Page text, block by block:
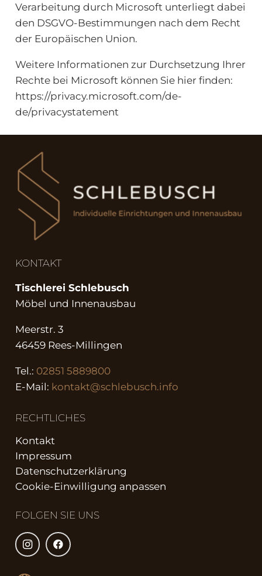
Verarbeitung durch Microsoft unterliegt dabei
den DSGVO-Bestimmungen nach dem Recht
der Europäischen Union.
Weitere Informationen zur Durchsetzung Ihrer
Rechte bei Microsoft können Sie hier finden:
https://privacy.microsoft.com/de-
de/privacystatement
KONTAKT
Tischlerei Schlebusch
Möbel und Innenausbau
Meerstr. 3
46459 Rees-Millingen
Tel.: 02851 5889800
E-Mail: kontakt@schlebusch.info
RECHTLICHES
Kontakt
Impressum
Datenschutzerklärung
Cookie-Einwilligung anpassen
FOLGEN SIE UNS